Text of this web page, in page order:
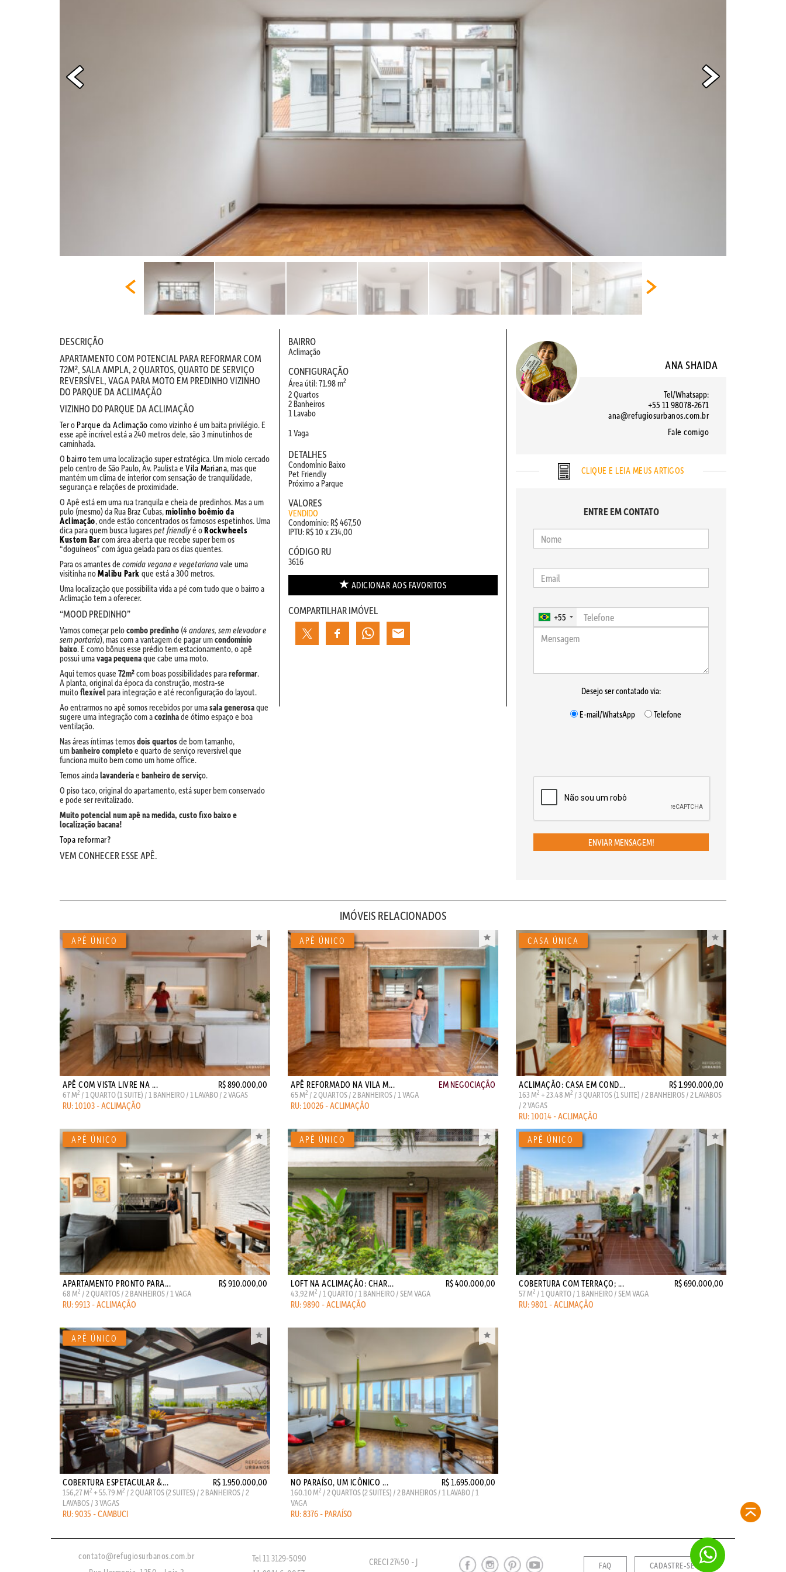
DESCRIÇÃO
APARTAMENTO COM POTENCIAL PARA REFORMAR COM
72M², SALA AMPLA, 2 QUARTOS, QUARTO DE SERVIÇO
REVERSÍVEL, VAGA PARA MOTO EM PREDINHO VIZINHO
DO PARQUE DA ACLIMAÇÃO
VIZINHO DO PARQUE DA ACLIMAÇÃO
Ter o Parque da Aclimação como vizinho é um baita privilégio. E
esse apê incrível está a 240 metros dele, são 3 minutinhos de
caminhada.
O bairrotem uma localização super estratégica. Um miolo cercado
pelo centro de São Paulo, Av. Paulista e Vila Mariana, mas que
mantém um clima de interior com sensação de tranquilidade,
segurança e relações de proximidade.
O Apê está em uma rua tranquila e cheia de predinhos. Mas a um
pulo (mesmo) da Rua Braz Cubas,miolinho boêmio da
Aclimação, onde estão concentrados os famosos espetinhos. Uma
dica para quem busca lugarespet friendlyé oRockwheels
Kustom Barcom área aberta que recebe super bem os
“doguíneos” com água gelada para os dias quentes.
Para os amantes de comida vegana e vegetarianavale uma
visitinha noMalibu Park que está a 300 metros.
Uma localização que possibilita vida a pé com tudo que o bairro a
Aclimação tem a oferecer.
“MOOD PREDINHO”
Vamos começar pelocombo predinho (4 andares, sem elevador e
sem portaria), mas com a vantagem de pagar umcondomínio
baixo. E como bônus esse prédio tem estacionamento, o apê
possui umavaga pequenaque cabe uma moto.
Aqui temos quase 72m²com boas possibilidades parareformar.
A planta, original da época da construção, mostra-se
muitoflexívelpara integração e até reconfiguração do layout.
Ao entrarmos no apê somos recebidos por umasala generosaque
sugere uma integração com acozinhade ótimo espaço e boa
ventilação.
Nas áreas íntimas temosdois quartos de bom tamanho,
umbanheiro completoe quarto de serviço reversível que
funciona muito bem como um home office.
Temos aindalavanderiae banheiro de serviço.
O piso taco, original do apartamento, está super bem conservado
e pode ser revitalizado.
Muito potencial num apê na medida, custo fixo baixo e
localização bacana!
Topa reformar?
VEM CONHECER ESSE APÊ.
BAIRRO
Aclimação
CONFIGURAÇÃO
Área útil: 71.98 m2
2 Quartos
2 Banheiros
1 Lavabo
1 Vaga
DETALHES
CondomÍnio Baixo
Pet Friendly
Próximo a Parque
VALORES
VENDIDO
Condomínio: R$ 467,50
IPTU: R$ 10 x 234,00
CÓDIGO RU
3616
ADICIONAR AOS FAVORITOS
COMPARTILHAR IMÓVEL
ANA SHAIDA
Tel/Whatsapp:
+55 11 98078-2671
ana@refugiosurbanos.com.br
Fale comigo
CLIQUE E LEIA MEUS ARTIGOS
ENTRE EM CONTATO
+55
Desejo ser contatado via:
E-mail/WhatsApp
Telefone
ENVIAR MENSAGEM!
IMÓVEIS RELACIONADOS
APÊ COM VISTA LIVRE NA ... R$ 890.000,00
67 M2 / 1 QUARTO (1 SUITE) / 1 BANHEIRO / 1 LAVABO / 2 VAGAS
RU: 10103 - ACLIMAÇÃO
APÊ REFORMADO NA VILA M... EM NEGOCIAÇÃO
65 M2 / 2 QUARTOS / 2 BANHEIROS / 1 VAGA
RU: 10026 - ACLIMAÇÃO
ACLIMAÇÃO: CASA EM COND... R$ 1.990.000,00
163 M2 + 23.48 M2 / 3 QUARTOS (1 SUITE) / 2 BANHEIROS / 2 LAVABOS
/ 2 VAGAS
RU: 10014 - ACLIMAÇÃO
APARTAMENTO PRONTO PARA... R$ 910.000,00
68 M2 / 2 QUARTOS / 2 BANHEIROS / 1 VAGA
RU: 9913 - ACLIMAÇÃO
LOFT NA ACLIMAÇÃO: CHAR... R$ 400.000,00
43,92 M2 / 1 QUARTO / 1 BANHEIRO / SEM VAGA
RU: 9890 - ACLIMAÇÃO
COBERTURA COM TERRAÇO; ... R$ 690.000,00
57 M2 / 1 QUARTO / 1 BANHEIRO / SEM VAGA
RU: 9801 - ACLIMAÇÃO
COBERTURA ESPETACULAR &... R$ 1.950.000,00
156,27 M2 + 55.79 M2 / 2 QUARTOS (2 SUITES) / 2 BANHEIROS / 2
LAVABOS / 3 VAGAS
RU: 9035 - CAMBUCI
NO PARAÍSO, UM ICÔNICO ... R$ 1.695.000,00
160.10 M2 / 2 QUARTOS (2 SUITES) / 2 BANHEIROS / 1 LAVABO / 1
VAGA
RU: 8376 - PARAÍSO
contato@refugiosurbanos.com.br
Tel 11 3129-5090
CRECI 27450 - J FAQ CADASTRE-SE